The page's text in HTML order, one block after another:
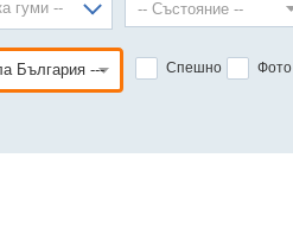
гуми --
Спешно Фото